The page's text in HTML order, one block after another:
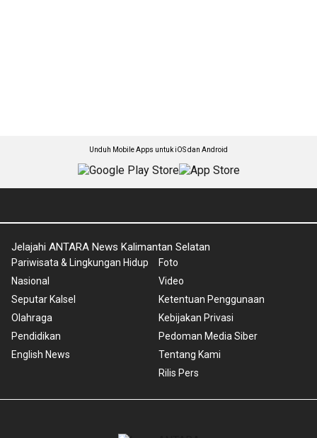
Unduh Mobile Apps untuk iOS dan Android
Jelajahi ANTARA News Kalimantan Selatan
Pariwisata & Lingkungan Hidup
Nasional
Seputar Kalsel
Olahraga
Pendidikan
English News
Foto
Video
Ketentuan Penggunaan
Kebijakan Privasi
Pedoman Media Siber
Tentang Kami
Rilis Pers